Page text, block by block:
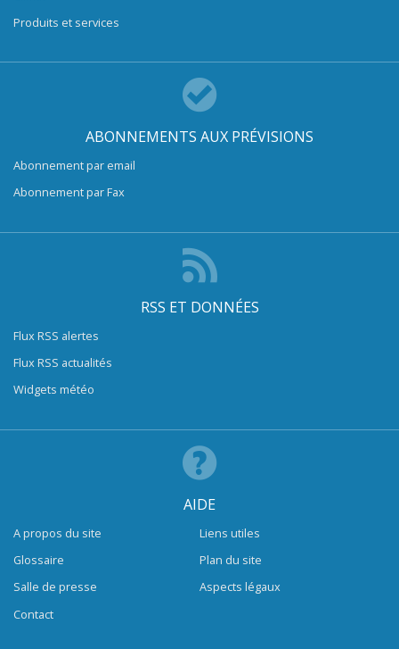
Produits et services
ABONNEMENTS AUX PRÉVISIONS
Abonnement par email
Abonnement par Fax
RSS ET DONNÉES
Flux RSS alertes
Flux RSS actualités
Widgets météo
AIDE
A propos du site
Glossaire
Salle de presse
Contact
Liens utiles
Plan du site
Aspects légaux